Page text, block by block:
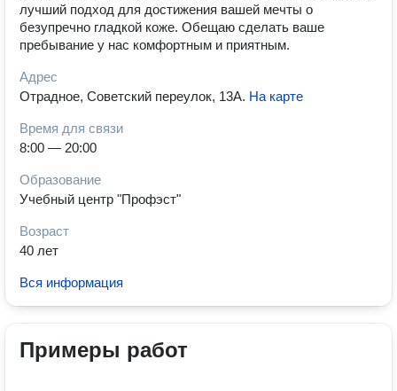
лучший подход для достижения вашей мечты о
безупречно гладкой коже. Обещаю сделать ваше
пребывание у нас комфортным и приятным.
Адрес
Отрадное, Советский переулок, 13А. На карте
Время для связи
8:00 — 20:00
Образование
Учебный центр "Профэст"
Возраст
40 лет
Вся информация
Примеры работ